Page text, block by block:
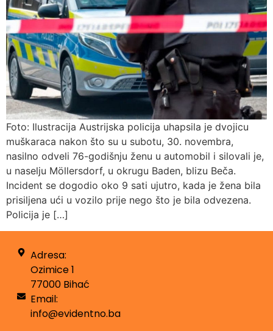
Foto: Ilustracija Austrijska policija uhapsila je dvojicu
muškaraca nakon što su u subotu, 30. novembra,
nasilno odveli 76-godišnju ženu u automobil i silovali je,
u naselju Möllersdorf, u okrugu Baden, blizu Beča.
Incident se dogodio oko 9 sati ujutro, kada je žena bila
prisiljena ući u vozilo prije nego što je bila odvezena.
Policija je […]
Adresa:
Ozimice 1
77000 Bihać
Email:
info@evidentno.ba